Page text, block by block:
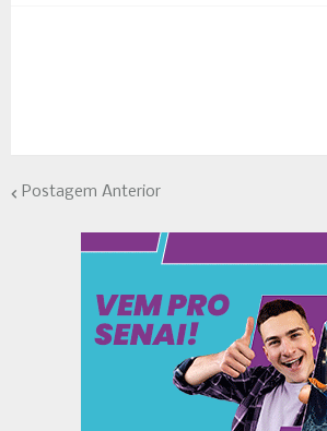
Postagem Anterior